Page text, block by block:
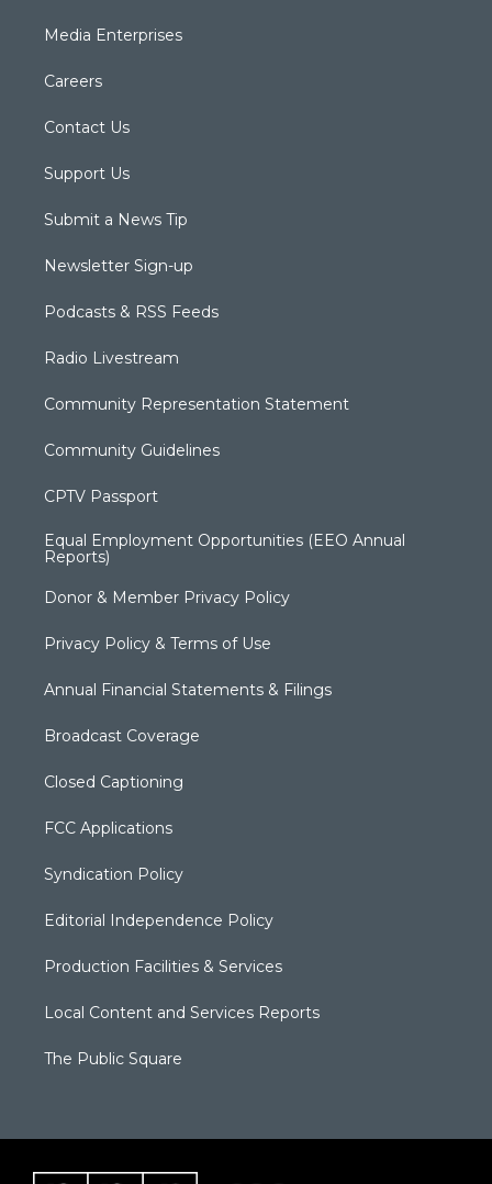
Media Enterprises
Careers
Contact Us
Support Us
Submit a News Tip
Newsletter Sign-up
Podcasts & RSS Feeds
Radio Livestream
Community Representation Statement
Community Guidelines
CPTV Passport
Equal Employment Opportunities (EEO Annual
Reports)
Donor & Member Privacy Policy
Privacy Policy & Terms of Use
Annual Financial Statements & Filings
Broadcast Coverage
Closed Captioning
FCC Applications
Syndication Policy
Editorial Independence Policy
Production Facilities & Services
Local Content and Services Reports
The Public Square